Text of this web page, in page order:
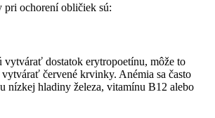
pri ochorení obličiek sú:
dostatok erytropoetínu, môže to
červené krvinky. Anémia sa často
nízkej hladiny železa, vitamínu B12 alebo